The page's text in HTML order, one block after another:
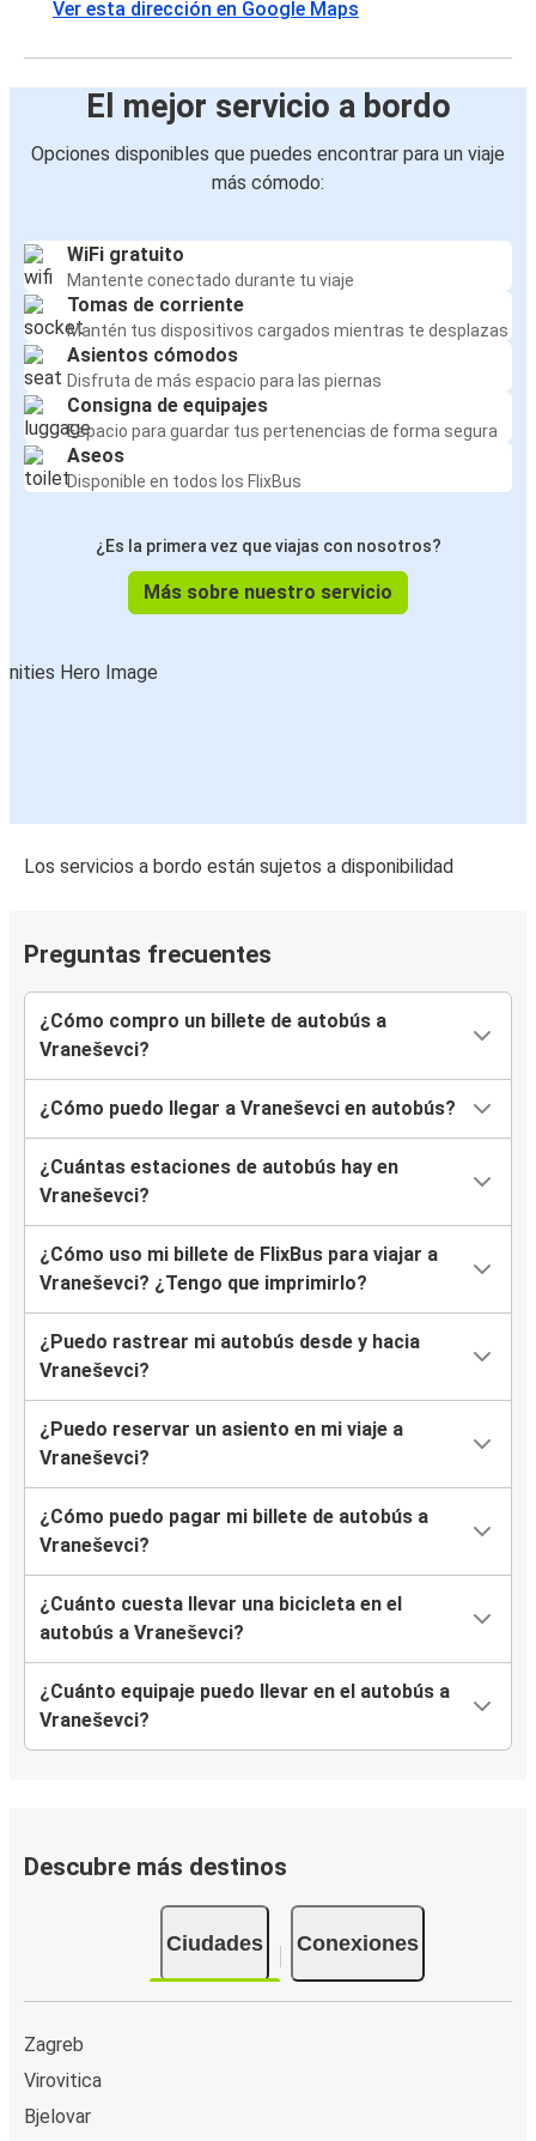
Ver esta dirección en Google Maps
El mejor servicio a bordo
Opciones disponibles que puedes encontrar para un viaje
más cómodo:
WiFi gratuito
Mantente conectado durante tu viaje
Tomas de corriente
Mantén tus dispositivos cargados mientras te desplazas
Asientos cómodos
Disfruta de más espacio para las piernas
Consigna de equipajes
Espacio para guardar tus pertenencias de forma segura
Aseos
Disponible en todos los FlixBus
¿Es la primera vez que viajas con nosotros?
Más sobre nuestro servicio
Los servicios a bordo están sujetos a disponibilidad
Preguntas frecuentes
¿Cómo compro un billete de autobús a
Vraneševci?
¿Cómo puedo llegar a Vraneševci en autobús?
¿Cuántas estaciones de autobús hay en
Vraneševci?
¿Cómo uso mi billete de FlixBus para viajar a
Vraneševci? ¿Tengo que imprimirlo?
¿Puedo rastrear mi autobús desde y hacia
Vraneševci?
¿Puedo reservar un asiento en mi viaje a
Vraneševci?
¿Cómo puedo pagar mi billete de autobús a
Vraneševci?
¿Cuánto cuesta llevar una bicicleta en el
autobús a Vraneševci?
¿Cuánto equipaje puedo llevar en el autobús a
Vraneševci?
Descubre más destinos
Ciudades Conexiones
Zagreb
Virovitica
Bjelovar